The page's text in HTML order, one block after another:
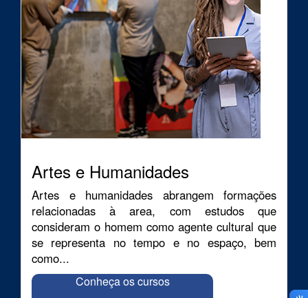
Artes e Humanidades
Artes e humanidades abrangem formações
relacionadas à area, com estudos que
consideram o homem como agente cultural que
se representa no tempo e no espaço, bem
como...
Conheça os cursos